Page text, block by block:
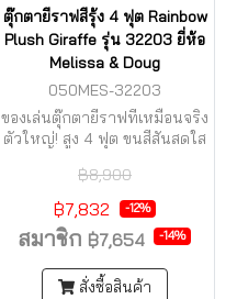
ตุ๊กตายีราฟสีรุ้ง 4 ฟุต Rainbow
Plush Giraffe รุ่น 32203 ยี่ห้อ
Melissa & Doug
050MES-32203
ของเล่นตุ๊กตายีราฟที่เหมือนจริง
ตัวใหญ่! สูง 4 ฟุต ขนสีสันสดใส
฿8,900
฿7,832 -12%
สมาชิก ฿7,654 -14%
สั่งซื้อสินค้า